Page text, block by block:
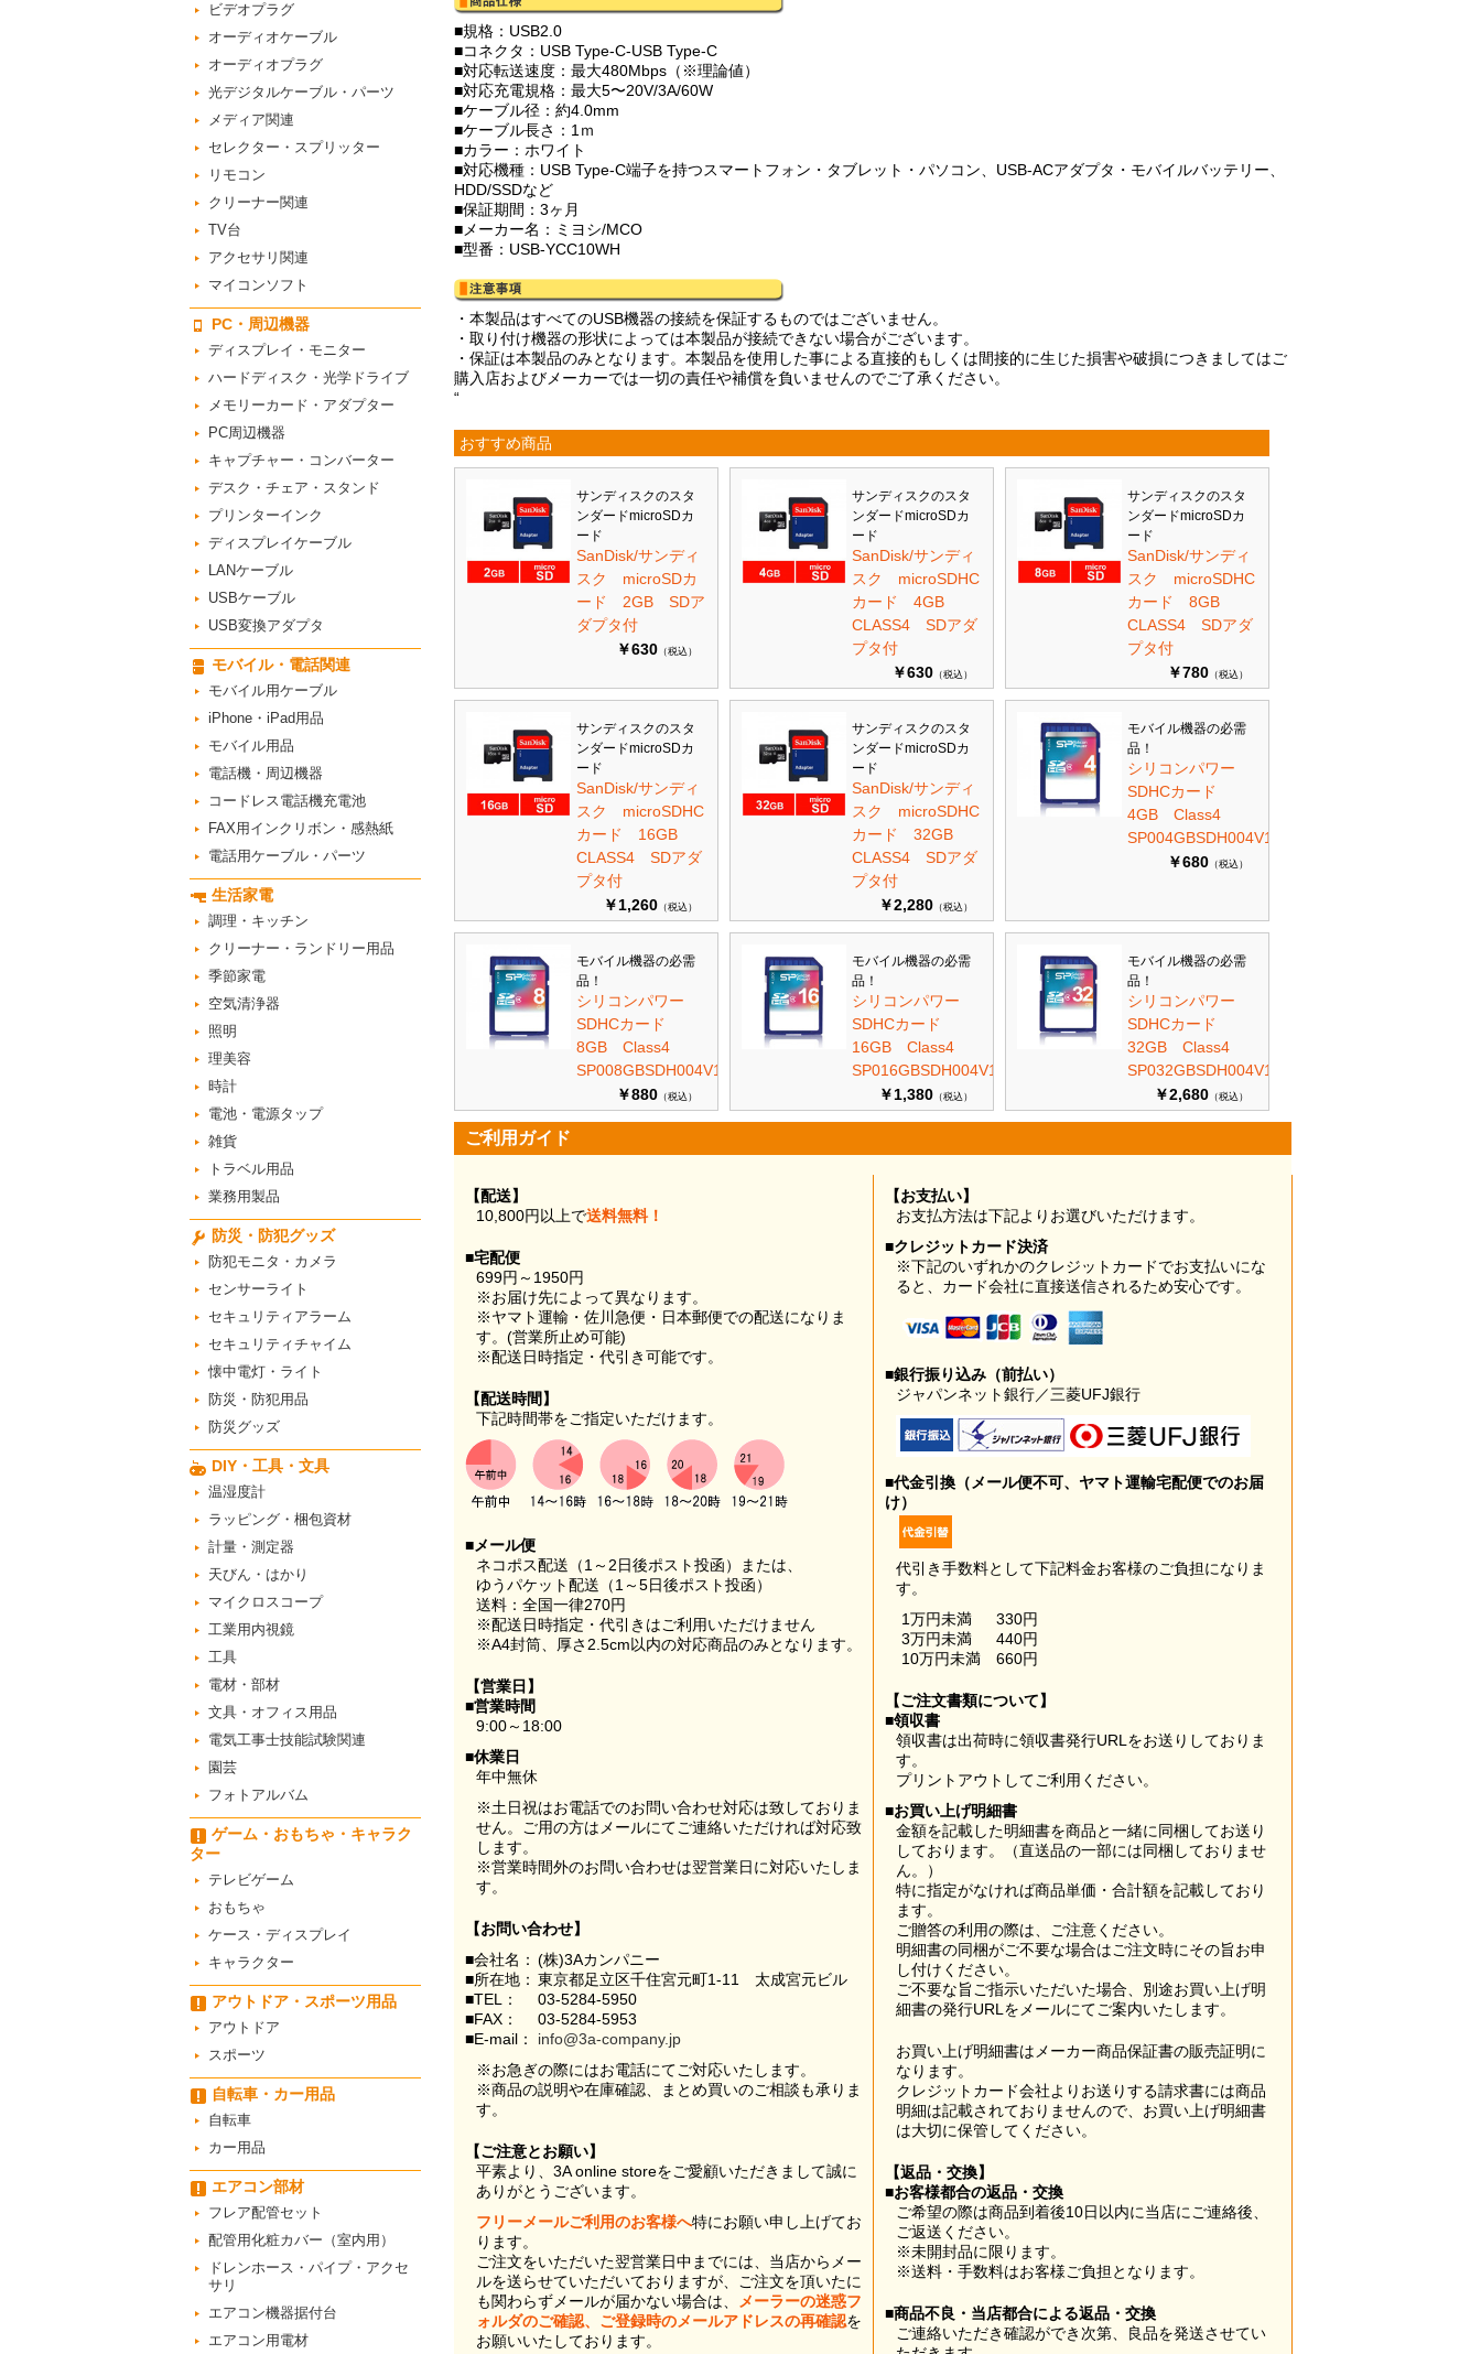
ビデオプラグ
オーディオケーブル
オーディオプラグ
光デジタルケーブル・パーツ
メディア関連
セレクター・スプリッター
リモコン
クリーナー関連
TV台
アクセサリ関連
マイコンソフト
PC・周辺機器
ディスプレイ・モニター
ハードディスク・光学ドライブ
メモリーカード・アダプター
PC周辺機器
キャプチャー・コンバーター
デスク・チェア・スタンド
プリンターインク
ディスプレイケーブル
LANケーブル
USBケーブル
USB変換アダプタ
モバイル・電話関連
モバイル用ケーブル
iPhone・iPad用品
モバイル用品
電話機・周辺機器
コードレス電話機充電池
FAX用インクリボン・感熱紙
電話用ケーブル・パーツ
生活家電
調理・キッチン
クリーナー・ランドリー用品
季節家電
空気清浄器
照明
理美容
時計
電池・電源タップ
雑貨
トラベル用品
業務用製品
防災・防犯グッズ
防犯モニタ・カメラ
センサーライト
セキュリティアラーム
セキュリティチャイム
懐中電灯・ライト
防災・防犯用品
防災グッズ
DIY・工具・文具
温湿度計
ラッピング・梱包資材
計量・測定器
天びん・はかり
マイクロスコープ
工業用内視鏡
工具
電材・部材
文具・オフィス用品
電気工事士技能試験関連
園芸
フォトアルバム
ゲーム・おもちゃ・キャラク
ター
テレビゲーム
おもちゃ
ケース・ディスプレイ
キャラクター
アウトドア・スポーツ用品
アウトドア
スポーツ
自転車・カー用品
自転車
カー用品
エアコン部材
フレア配管セット
配管用化粧カバー（室内用）
ドレンホース・パイプ・アクセ
サリ
エアコン機器据付台
エアコン用電材
■規格：USB2.0
■コネクタ：USB Type-C-USB Type-C
■対応転送速度：最大480Mbps（※理論値）
■対応充電規格：最大5〜20V/3A/60W
■ケーブル径：約4.0mm
■ケーブル長さ：1ｍ
■カラー：ホワイト
■対応機種：USB Type-C端子を持つスマートフォン・タブレット・パソコン、USB-ACアダプタ・モバイルバッテリー、
HDD/SSDなど
■保証期間：3ヶ月
■メーカー名：ミヨシ/MCO
■型番：USB-YCC10WH
・本製品はすべてのUSB機器の接続を保証するものではございません。
・取り付け機器の形状によっては本製品が接続できない場合がございます。
・保証は本製品のみとなります。本製品を使用した事による直接的もしくは間接的に生じた損害や破損につきましてはご
購入店およびメーカーでは一切の責任や補償を負いませんのでご了承ください。
“
おすすめ商品
サンディスクのスタ
ンダードmicroSDカ
ード
SanDisk/サンディ
スク microSDカ
ード 2GB SDア
ダプタ付
￥630 （税込）
サンディスクのスタ
ンダードmicroSDカ
ード
SanDisk/サンディ
スク microSDHC
カード 4GB
CLASS4 SDアダ
プタ付
￥630 （税込）
サンディスクのスタ
ンダードmicroSDカ
ード
SanDisk/サンディ
スク microSDHC
カード 8GB
CLASS4 SDアダ
プタ付
￥780 （税込）
サンディスクのスタ
ンダードmicroSDカ
ード
SanDisk/サンディ
スク microSDHC
カード 16GB
CLASS4 SDアダ
プタ付
￥1,260 （税込）
サンディスクのスタ
ンダードmicroSDカ
ード
SanDisk/サンディ
スク microSDHC
カード 32GB
CLASS4 SDアダ
プタ付
￥2,280 （税込）
モバイル機器の必需
品！
シリコンパワー
SDHCカード
4GB Class4
SP004GBSDH004V10
￥680 （税込）
モバイル機器の必需
品！
シリコンパワー
SDHCカード
8GB Class4
SP008GBSDH004V10
￥880 （税込）
モバイル機器の必需
品！
シリコンパワー
SDHCカード
16GB Class4
SP016GBSDH004V10
￥1,380 （税込）
モバイル機器の必需
品！
シリコンパワー
SDHCカード
32GB Class4
SP032GBSDH004V10
￥2,680 （税込）
ご利用ガイド
【配送】
10,800円以上で送料無料！
■宅配便
699円～1950円
※お届け先によって異なります。
※ヤマト運輸・佐川急便・日本郵便での配送になりま
す。(営業所止め可能)
※配送日時指定・代引き可能です。
【配送時間】
下記時間帯をご指定いただけます。
■メール便
ネコポス配送（1～2日後ポスト投函）または、
ゆうパケット配送（1～5日後ポスト投函）
送料：全国一律270円
※配送日時指定・代引きはご利用いただけません
※A4封筒、厚さ2.5cm以内の対応商品のみとなります。
【営業日】
■営業時間
9:00～18:00
■休業日
年中無休
※土日祝はお電話でのお問い合わせ対応は致しておりま
せん。ご用の方はメールにてご連絡いただければ対応致
します。
※営業時間外のお問い合わせは翌営業日に対応いたしま
す。
【お問い合わせ】
■会社名： (株)3Aカンパニー
■所在地： 東京都足立区千住宮元町1-11 太成宮元ビル
■TEL：
03-5284-5950
■FAX：
03-5284-5953
■E-mail：
info@3a-company.jp
※お急ぎの際にはお電話にてご対応いたします。
※商品の説明や在庫確認、まとめ買いのご相談も承りま
す。
【ご注意とお願い】
平素より、3A online storeをご愛顧いただきまして誠に
ありがとうございます。
フリーメールご利用のお客様へ特にお願い申し上げてお
ります。
ご注文をいただいた翌営業日中までには、当店からメー
ルを送らせていただいておりますが、ご注文を頂いたに
も関わらずメールが届かない場合は、
メーラーの迷惑フ
ォルダのご確認、ご登録時のメールアドレスの再確認を
お願いいたしております。
【お支払い】
お支払方法は下記よりお選びいただけます。
■クレジットカード決済
※下記のいずれかのクレジットカードでお支払いにな
ると、カード会社に直接送信されるため安心です。
■銀行振り込み（前払い）
ジャパンネット銀行／三菱UFJ銀行
■代金引換（メール便不可、ヤマト運輸宅配便でのお届
け）
代引き手数料として下記料金お客様のご負担になりま
す。
1万円未満
330円
3万円未満
440円
10万円未満
660円
【ご注文書類について】
■領収書
領収書は出荷時に領収書発行URLをお送りしておりま
す。
プリントアウトしてご利用ください。
■お買い上げ明細書
金額を記載した明細書を商品と一緒に同梱してお送り
しております。（直送品の一部には同梱しておりませ
ん。）
特に指定がなければ商品単価・合計額を記載しており
ます。
ご贈答の利用の際は、ご注意ください。
明細書の同梱がご不要な場合はご注文時にその旨お申
し付けください。
ご不要な旨ご指示いただいた場合、別途お買い上げ明
細書の発行URLをメールにてご案内いたします。
お買い上げ明細書はメーカー商品保証書の販売証明に
なります。
クレジットカード会社よりお送りする請求書には商品
明細は記載されておりませんので、お買い上げ明細書
は大切に保管してください。
【返品・交換】
■お客様都合の返品・交換
ご希望の際は商品到着後10日以内に当店にご連絡後、
ご返送ください。
※未開封品に限ります。
※送料・手数料はお客様ご負担となります。
■商品不良・当店都合による返品・交換
ご連絡いただき確認ができ次第、良品を発送させてい